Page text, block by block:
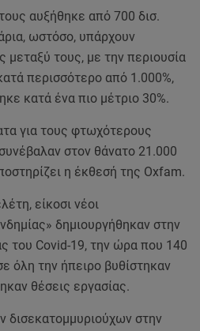
αυξήθηκε από 700 δισ.
ωστόσο, υπάρχουν
μεταξύ τους, με την περιουσία
περισσότερο από 1.000%,
κατά ένα πιο μέτριο 30%.
για τους φτωχότερους
στον θάνατο 21.000
η έκθεσή της Oxfam.
είκοσι νέοι
δημιουργήθηκαν στην
του Covid-19, την ώρα που 140
όλη την ήπειρο βυθίστηκαν
θέσεις εργασίας.
δισεκατομμυριούχων στην